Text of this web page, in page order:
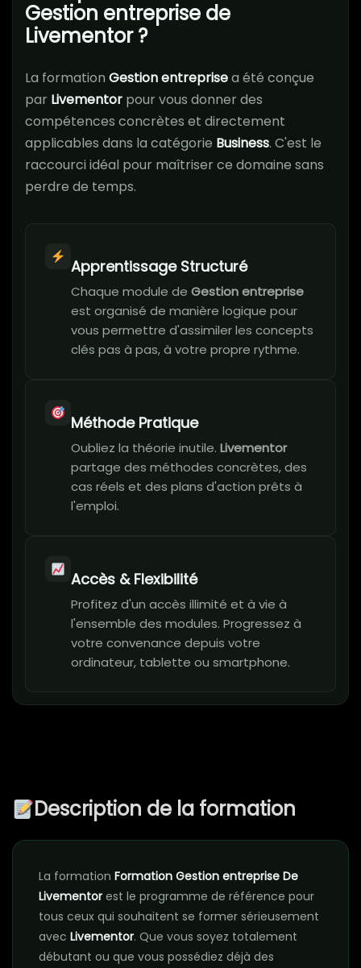
Gestion entreprise de
Livementor ?
La formation Gestion entreprisea été conçue
par Livementor pour vous donner des
compétences concrètes et directement
applicables dans la catégorie Business. C'est le
raccourci idéal pour maîtriser ce domaine sans
perdre de temps.
Apprentissage Structuré
Chaque module de Gestion entreprise
est organisé de manière logique pour
vous permettre d'assimiler les concepts
clés pas à pas, à votre propre rythme.
Méthode Pratique
Oubliez la théorie inutile. Livementor
partage des méthodes concrètes, des
cas réels et des plans d'action prêts à
l'emploi.
Accès & Flexibilité
Profitez d'un accès illimité et à vie à
l'ensemble des modules. Progressez à
votre convenance depuis votre
ordinateur, tablette ou smartphone.
Description de la formation
La formation Formation Gestion entreprise De
Livementor est le programme de référence pour
tous ceux qui souhaitent se former sérieusement
avec Livementor. Que vous soyez totalement
débutant ou que vous possédiez déjà des